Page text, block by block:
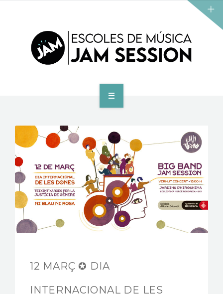
ESCOLA
PROGRAMA D’ACCÉS AL SUPERIOR
CENTRE SUPERIOR
FUNDACIÓ JAM
CONTACTA’NS
12 MARÇ ✪ DIA
INTERNACIONAL DE LES